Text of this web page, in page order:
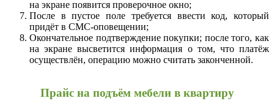
на экране появится проверочное окно;
После в пустое поле требуется ввести код, который
придёт в СМС-оповещении;
Окончательное подтверждение покупки; после того, как
на экране высветится информация о том, что платёж
осуществлён, операцию можно считать законченной.
Прайс на подъём мебели в квартиру